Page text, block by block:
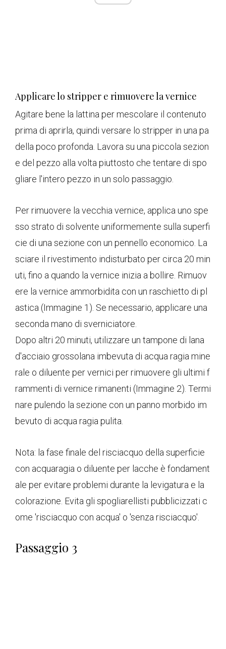
Applicare lo stripper e rimuovere la vernice
Agitare bene la lattina per mescolare il contenuto
prima di aprirla, quindi versare lo stripper in una pa
della poco profonda. Lavora su una piccola sezion
e del pezzo alla volta piuttosto che tentare di spo
gliare l'intero pezzo in un solo passaggio.
Per rimuovere la vecchia vernice, applica uno spe
sso strato di solvente uniformemente sulla superfi
cie di una sezione con un pennello economico. La
sciare il rivestimento indisturbato per circa 20 min
uti, fino a quando la vernice inizia a bollire. Rimuov
ere la vernice ammorbidita con un raschietto di pl
astica (Immagine 1). Se necessario, applicare una
seconda mano di sverniciatore.
Dopo altri 20 minuti, utilizzare un tampone di lana
d'acciaio grossolana imbevuta di acqua ragia mine
rale o diluente per vernici per rimuovere gli ultimi f
rammenti di vernice rimanenti (Immagine 2). Termi
nare pulendo la sezione con un panno morbido im
bevuto di acqua ragia pulita.
Nota: la fase finale del risciacquo della superficie
con acquaragia o diluente per lacche è fondament
ale per evitare problemi durante la levigatura e la
colorazione. Evita gli spogliarellisti pubblicizzati c
ome 'risciacquo con acqua' o 'senza risciacquo'.
Passaggio 3